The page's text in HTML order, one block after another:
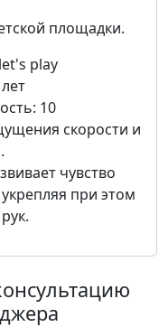
площадки.
play
10
скорости и
чувство
при этом